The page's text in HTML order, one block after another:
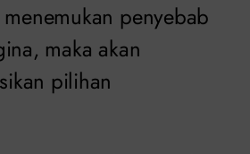
penyebab
maka akan
pilihan